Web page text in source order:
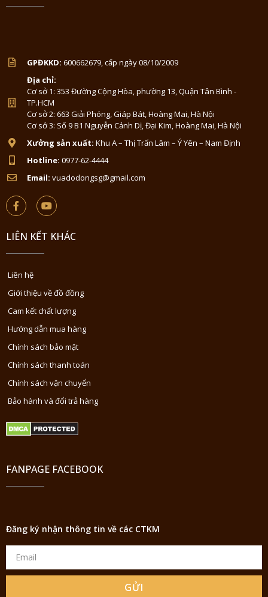
GPĐKKD: 600662679, cấp ngày 08/10/2009
Địa chỉ:
Cơ sở 1: 353 Đường Cộng Hòa, phường 13, Quận Tân Bình -
TP.HCM
Cơ sở 2: 663 Giải Phóng, Giáp Bát, Hoàng Mai, Hà Nội
Cơ sở 3: Số 9 B1 Nguyễn Cảnh Dị, Đại Kim, Hoàng Mai, Hà Nội
Xưởng sản xuất: Khu A – Thị Trấn Lâm – Ý Yên – Nam Định
Hotline: 0977-62-4444
Email: vuadodongsg@gmail.com
LIÊN KẾT KHÁC
Liên hệ
Giới thiệu về đồ đồng
Cam kết chất lượng
Hướng dẫn mua hàng
Chính sách bảo mật
Chính sách thanh toán
Chính sách vận chuyển
Bảo hành và đổi trả hàng
FANPAGE FACEBOOK
Đăng ký nhận thông tin về các CTKM
GỬI